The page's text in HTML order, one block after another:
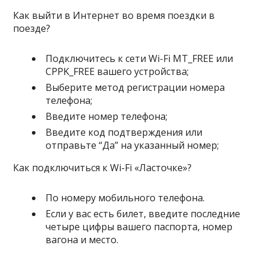
Как выйти в Интернет во время поездки в
поезде?
Подключитесь к сети Wi-Fi MT_FREE или
CPPK_FREE вашего устройства;
Выберите метод регистрации номера
телефона;
Введите номер телефона;
Введите код подтверждения или
отправьте “Да” на указанный номер;
Как подключиться к Wi-Fi «Ласточке»?
По номеру мобильного телефона.
Если у вас есть билет, введите последние
четыре цифры вашего паспорта, номер
вагона и место.